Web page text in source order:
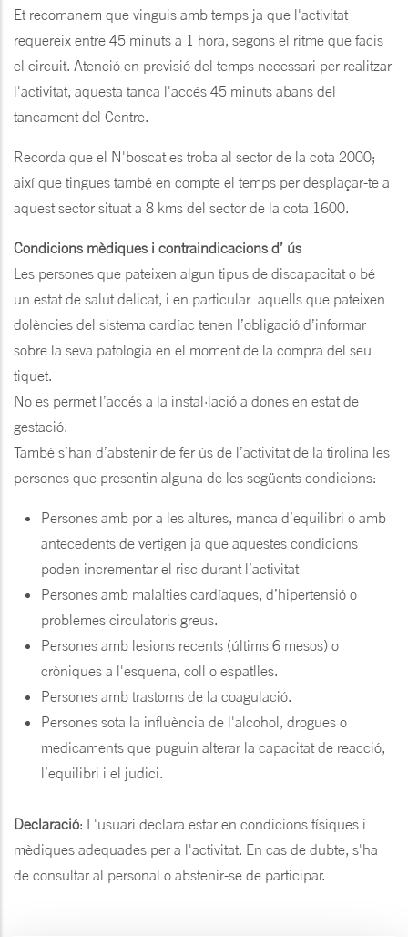
Et recomanem que vinguis amb temps ja que l'activitat
requereix entre 45 minuts a 1 hora, segons el ritme que facis
el circuit. Atenció en previsió del temps necessari per realitzar
l'activitat, aquesta tanca l'accés 45 minuts abans del
tancament del Centre.
Recorda que el N'boscat es troba al sector de la cota 2000;
així que tingues també en compte el temps per desplaçar-te a
aquest sector situat a 8 kms del sector de la cota 1600.
Condicions mèdiques i contraindicacions d’ ús
Les persones que pateixen algun tipus de discapacitat o bé
un estat de salut delicat, i en particular aquells que pateixen
dolències del sistema cardíac tenen l’obligació d’informar
sobre la seva patologia en el moment de la compra del seu
tiquet.
No es permet l’accés a la instal·lació a dones en estat de
gestació.
També s’han d’abstenir de fer ús de l’activitat de la tirolina les
persones que presentin alguna de les següents condicions:
Persones amb por a les altures, manca d’equilibri o amb
antecedents de vertigen ja que aquestes condicions
poden incrementar el risc durant l’activitat
Persones amb malalties cardíaques, d’hipertensió o
problemes circulatoris greus.
Persones amb lesions recents (últims 6 mesos) o
cròniques a l'esquena, coll o espatlles.
Persones amb trastorns de la coagulació.
Persones sota la influència de l'alcohol, drogues o
medicaments que puguin alterar la capacitat de reacció,
l’equilibri i el judici.
Declaració: L'usuari declara estar en condicions físiques i
mèdiques adequades per a l'activitat. En cas de dubte, s'ha
de consultar al personal o abstenir-se de participar.